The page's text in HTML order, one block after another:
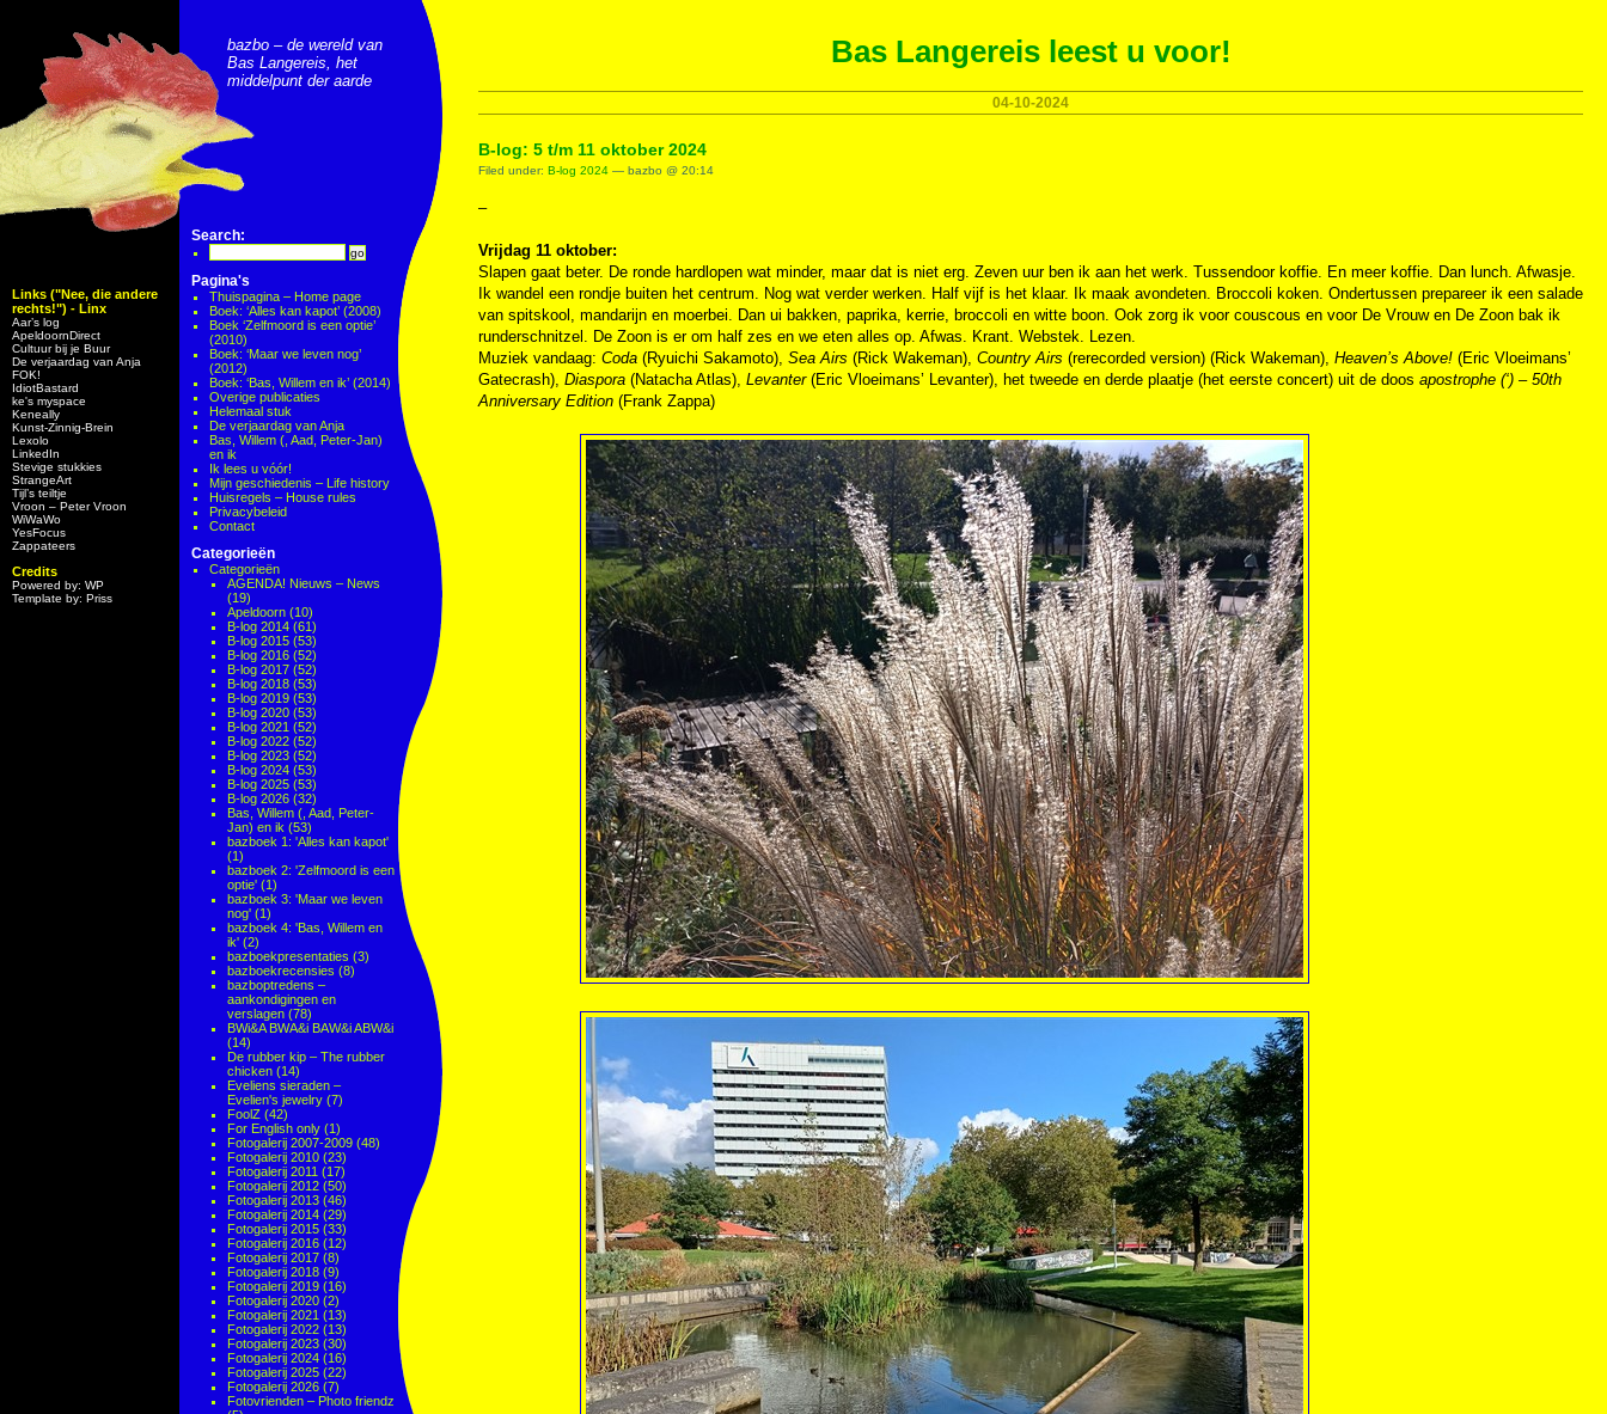
Links ("Nee, die andere
rechts!") - Linx
Aar’s log
ApeldoornDirect
Cultuur bij je Buur
De verjaardag van Anja
FOK!
IdiotBastard
ke's myspace
Keneally
Kunst-Zinnig-Brein
Lexolo
LinkedIn
Stevige stukkies
StrangeArt
Tijl’s teiltje
Vroon – Peter Vroon
WiWaWo
YesFocus
Zappateers
Credits
Powered by: WP
Template by: Priss
bazbo – de wereld van
Bas Langereis, het
middelpunt der aarde
Search:
Pagina's
Thuispagina – Home page
Boek: ‘Alles kan kapot’ (2008)
Boek ‘Zelfmoord is een optie’
(2010)
Boek: ‘Maar we leven nog’
(2012)
Boek: ‘Bas, Willem en ik’ (2014)
Overige publicaties
Helemaal stuk
De verjaardag van Anja
Bas, Willem (, Aad, Peter-Jan)
en ik
Ik lees u vóór!
Mijn geschiedenis – Life history
Huisregels – House rules
Privacybeleid
Contact
Categorieën
Categorieën
AGENDA! Nieuws – News
(19)
Apeldoorn (10)
B-log 2014 (61)
B-log 2015 (53)
B-log 2016 (52)
B-log 2017 (52)
B-log 2018 (53)
B-log 2019 (53)
B-log 2020 (53)
B-log 2021 (52)
B-log 2022 (52)
B-log 2023 (52)
B-log 2024 (53)
B-log 2025 (53)
B-log 2026 (32)
Bas, Willem (, Aad, Peter-
Jan) en ik (53)
bazboek 1: 'Alles kan kapot'
(1)
bazboek 2: 'Zelfmoord is een
optie' (1)
bazboek 3: 'Maar we leven
nog' (1)
bazboek 4: 'Bas, Willem en
ik' (2)
bazboekpresentaties (3)
bazboekrecensies (8)
bazboptredens –
aankondigingen en
verslagen (78)
BWi&A BWA&i BAW&i ABW&i
(14)
De rubber kip – The rubber
chicken (14)
Eveliens sieraden –
Evelien's jewelry (7)
FoolZ (42)
For English only (1)
Fotogalerij 2007-2009 (48)
Fotogalerij 2010 (23)
Fotogalerij 2011 (17)
Fotogalerij 2012 (50)
Fotogalerij 2013 (46)
Fotogalerij 2014 (29)
Fotogalerij 2015 (33)
Fotogalerij 2016 (12)
Fotogalerij 2017 (8)
Fotogalerij 2018 (9)
Fotogalerij 2019 (16)
Fotogalerij 2020 (2)
Fotogalerij 2021 (13)
Fotogalerij 2022 (13)
Fotogalerij 2023 (30)
Fotogalerij 2024 (16)
Fotogalerij 2025 (22)
Fotogalerij 2026 (7)
Fotovrienden – Photo friendz
Bas Langereis leest u voor!
04-10-2024
B-log: 5 t/m 11 oktober 2024
Filed under: B-log 2024 — bazbo @ 20:14
–
Vrijdag 11 oktober:
Slapen gaat beter. De ronde hardlopen wat minder, maar dat is niet erg. Zeven uur ben ik aan het werk. Tussendoor koffie. En meer koffie. Dan lunch. Afwasje.
Ik wandel een rondje buiten het centrum. Nog wat verder werken. Half vijf is het klaar. Ik maak avondeten. Broccoli koken. Ondertussen prepareer ik een salade
van spitskool, mandarijn en moerbei. Dan ui bakken, paprika, kerrie, broccoli en witte boon. Ook zorg ik voor couscous en voor De Vrouw en De Zoon bak ik
runderschnitzel. De Zoon is er om half zes en we eten alles op. Afwas. Krant. Webstek. Lezen.
Muziek vandaag: Coda (Ryuichi Sakamoto), Sea Airs (Rick Wakeman), Country Airs (rerecorded version) (Rick Wakeman), Heaven’s Above! (Eric Vloeimans’
Gatecrash), Diaspora (Natacha Atlas), Levanter(Eric Vloeimans’ Levanter), het tweede en derde plaatje (het eerste concert) uit de doos apostrophe (‘) – 50th
Anniversary Edition (Frank Zappa)